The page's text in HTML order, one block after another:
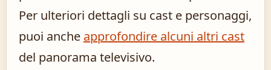
Per ulteriori dettagli su cast e personaggi,
puoi anche approfondire alcuni altri cast
del panorama televisivo.